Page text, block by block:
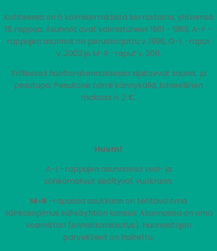
Kohteessa on 6 kolmikerroksista kerrostaloa, yhteensä
18 rappua. Asunnot ovat valmistuneet 1981 - 1983. A-F -
rappujen asunnot on peruskorjattu v. 1998, G-L -raput
v. 2003 ja M-R -raput v. 2011.
Erillisessä huoltorakennuksessa sijaitsevat sauna, ja
pesutupa. Pesukone toimii kännykällä, koneellinen
maksaa n. 2 €.
Huom!
A-L -rappujen asunnoissa vesi- ja
sähkömaksut sisältyvät vuokraan.
M-R -rapuissa asukkaan on tehtävä oma
sähkösopimus sähköyhtiön kanssa. Asunnoissa on oma
vesimittari (ennakkolaskutus). Huoneistojen
parvekkeet on lasitettu.